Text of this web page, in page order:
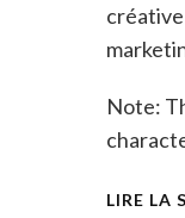
Note:
LIRE LA